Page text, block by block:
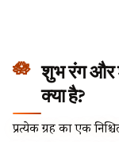
शुभ रंग और
क्या है?
प्रत्येक ग्रह का एक